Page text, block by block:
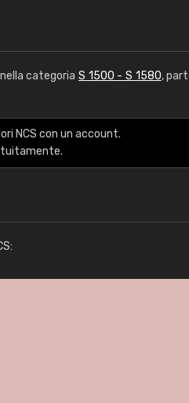
nella categoriaS 1500 - S 1580,
NCS con un account.